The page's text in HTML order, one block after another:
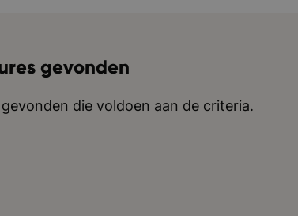
gevonden
die voldoen aan de criteria.